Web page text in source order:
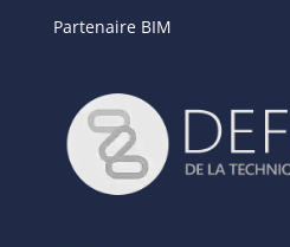
Partenaire BIM